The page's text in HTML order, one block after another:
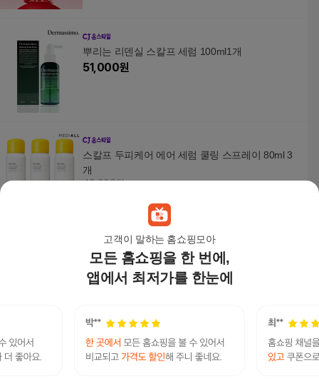
고객이 말하는 홈쇼핑모아
모든 홈쇼핑을 한 번에,
앱에서 최저가를 한눈에
뿌리는 리덴실 스칼프 세럼 100ml1개
51,000원
스칼프 두피케어 에어 세럼 쿨링 스프레이 80ml 3
개
40,900원
스칼프 두피케어 에어 세럼 쿨링 스프레이 150ml 2
개
34,900원
뿌리는 리덴실 스칼프 세럼 100ml2개